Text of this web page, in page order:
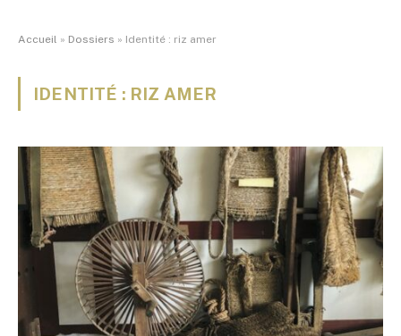
Accueil » Dossiers » Identité : riz amer
IDENTITÉ : RIZ AMER